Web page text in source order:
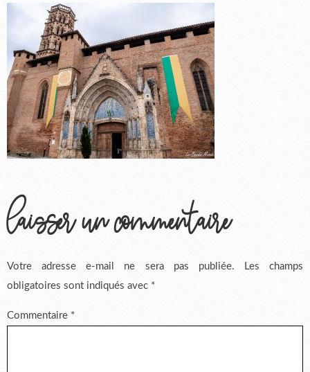
laisser un commentaire
Votre adresse e-mail ne sera pas publiée.
Les champs
obligatoires sont indiqués avec *
Commentaire *